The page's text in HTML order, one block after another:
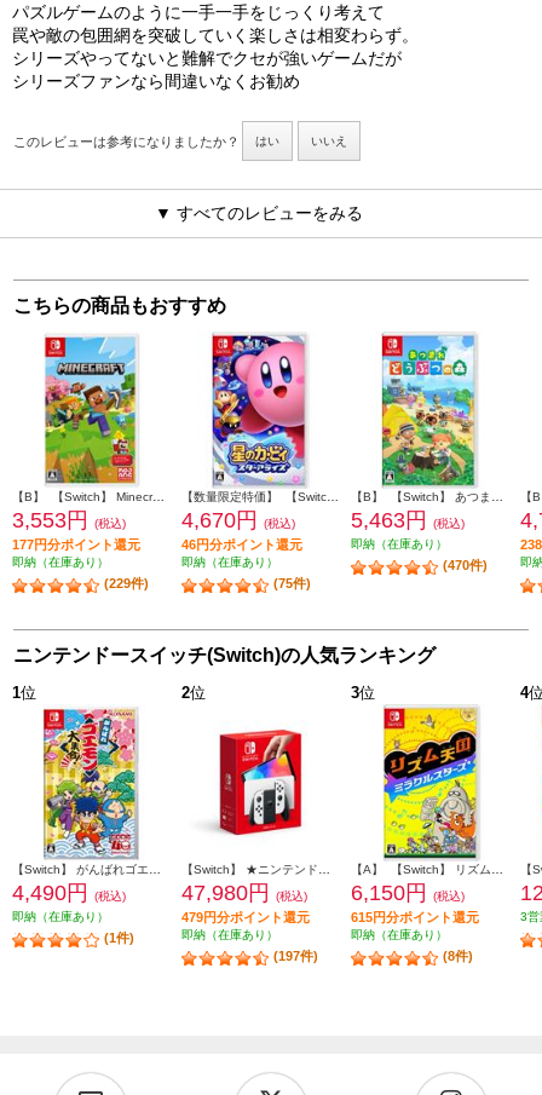
パズルゲームのように一手一手をじっくり考えて
罠や敵の包囲網を突破していく楽しさは相変わらず。
シリーズやってないと難解でクセが強いゲームだが
シリーズファンなら間違いなくお勧め
このレビューは参考になりましたか？ はい いいえ
▼ すべてのレビューをみる
こちらの商品もおすすめ
【B】 【Switch】 Minecraft（マインクラフト）
3,553円 (税込)
177円分ポイント還元
即納（在庫あり）
(229件)
4,670円 (税込)
46円分ポイント還元
即納（在庫あり）
(75件)
5,463円
(税込)
即納（在庫あり）
(470件) 即
ニンテンドースイッチ(Switch)の人気ランキング
1位
4,490円
(税込)
即納（在庫あり）
(1件)
2位
47,980円 (税込)
479円分ポイント還元
即納（在庫あり）
(197件)
3位
6,150円 (税込)
615円分ポイント還元
即納（在庫あり）
(8件)
4
3営